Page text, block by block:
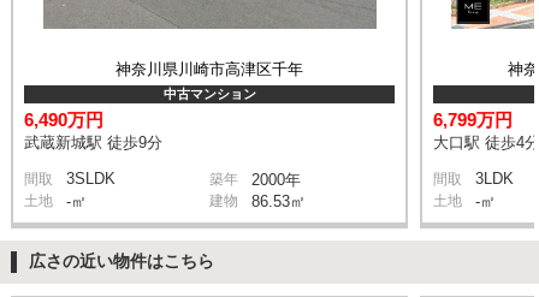
神奈川県川崎市高津区千年
中古マンション
6,490万円
武蔵新城駅 徒歩9分
間取 3SLDK 築年 2000年
土地 -㎡ 建物 86.53㎡
神
6,799万円
大口駅 徒歩4分
間取 3LDK
土地 -㎡
広さの近い物件はこちら